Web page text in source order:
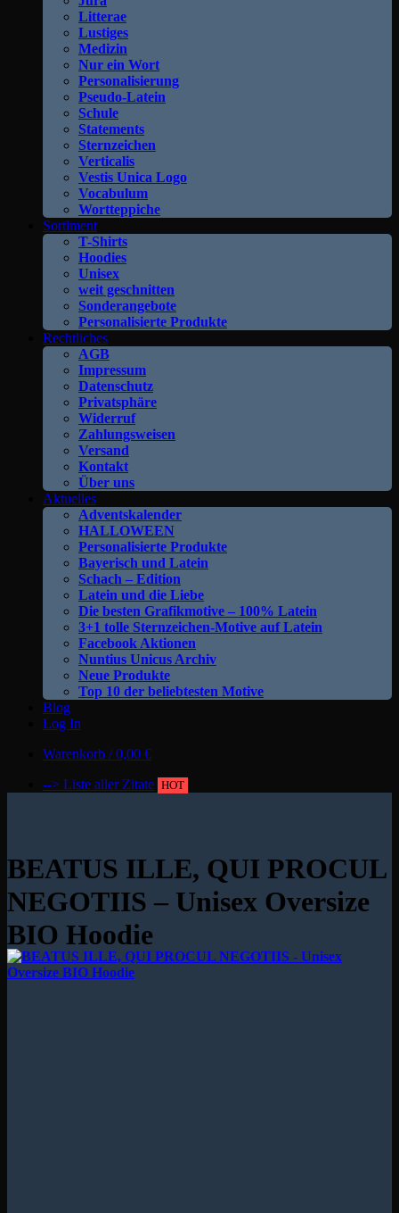
Litterae
Lustiges
Medizin
Nur ein Wort
Personalisierung
Pseudo-Latein
Schule
Statements
Sternzeichen
Verticalis
Vestis Unica Logo
Vocabulum
Wortteppiche
Sortiment
T-Shirts
Hoodies
Unisex
weit geschnitten
Sonderangebote
Personalisierte Produkte
Rechtliches
AGB
Impressum
Datenschutz
Privatsphäre
Widerruf
Zahlungsweisen
Versand
Kontakt
Über uns
Aktuelles
Adventskalender
HALLOWEEN
Personalisierte Produkte
Bayerisch und Latein
Schach – Edition
Latein und die Liebe
Die besten Grafikmotive – 100% Latein
3+1 tolle Sternzeichen-Motive auf Latein
Facebook Aktionen
Nuntius Unicus Archiv
Neue Produkte
Top 10 der beliebtesten Motive
Blog
Log In
Warenkorb /0,00 €
--> Liste aller Zitate HOT
BEATUS ILLE, QUI PROCUL
NEGOTIIS – Unisex Oversize
BIO Hoodie